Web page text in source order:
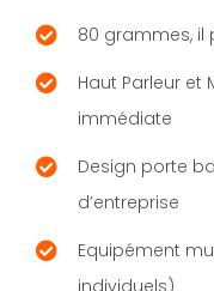
80 grammes,
Haut Parleur et
immédiate
Design porte
d’entreprise
Equipément